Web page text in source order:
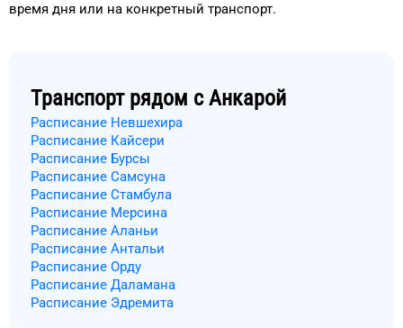
время дня или на конкретный транспорт.
Транспорт рядом с Анкарой
Расписание Невшехира
Расписание Кайсери
Расписание Бурсы
Расписание Самсуна
Расписание Стамбула
Расписание Мерсина
Расписание Аланьи
Расписание Антальи
Расписание Орду
Расписание Даламана
Расписание Эдремита